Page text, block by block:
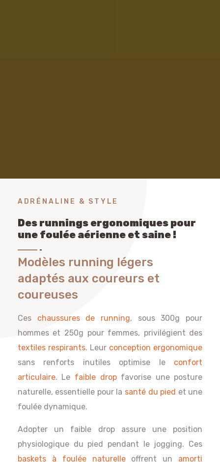
ADRÉNALINE & STYLE
Des runnings ergonomiques pour
une foulée aérienne et saine !
Modèles running légers
adaptés aux coureurs et
coureuses
Ces chaussures de running, sous 300g pour
hommes et 250g pour femmes, privilégient des
textiles respirants. Leur conception ergonomique
sans renforts inutiles optimise le confort
articulaire. Le faible dropfavorise une posture
naturelle, essentielle pour la santé du pied et une
foulée dynamique.
Adopter un faible drop assure une position
physiologique du pied pendant le jogging. Ces
baskets à foulée naturelleoffrent un amorti